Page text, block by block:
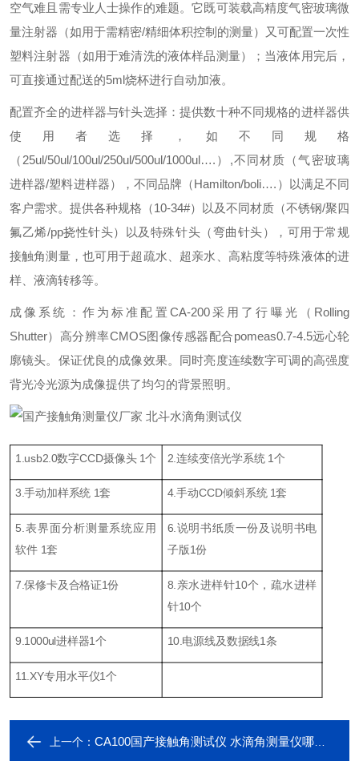
空气难且需专业人士操作的难题。它既可装载高精度气密玻璃微
量注射器（如用于需精密/精细体积控制的测量）又可配置一次性
塑料注射器（如用于难清洗的液体样品测量）；当液体用完后，
可直接通过配送的5ml烧杯进行自动加液。
配置齐全的进样器与针头选择：提供数十种不同规格的进样器供
使用者选择，如不同规格
（25ul/50ul/100ul/250ul/500ul/1000ul….）,不同材质（气密玻璃
进样器/塑料进样器），不同品牌（Hamilton/boli….）以满足不同
客户需求。提供各种规格（10-34#）以及不同材质（不锈钢/聚四
氟乙烯/pp挠性针头）以及特殊针头（弯曲针头），可用于常规
接触角测量，也可用于超疏水、超亲水、高粘度等特殊液体的进
样、液滴转移等。
成像系统：作为标准配置CA-200采用了行曝光（Rolling
Shutter）高分辨率CMOS图像传感器配合pomeas0.7-4.5远心轮
廓镜头。保证优良的成像效果。同时亮度连续数字可调的高强度
背光冷光源为成像提供了均匀的背景照明。
1. usb2.0数字CCD摄像头 1个 2.连续变倍光学系统 1个
3.手动加样系统 1套 4.手动CCD倾斜系统 1套
5.表界面分析测量系统应用
软件 1套
6.说明书纸质一份及说明书电
子版1份
7.保修卡及合格证1份
8.亲水进样针10个，疏水进样
针10个
9.1000ul进样器1个 10.电源线及数据线1条
11.XY专用水平仪1个
上一个： CA100国产接触角测试仪 水滴角测量仪哪家好